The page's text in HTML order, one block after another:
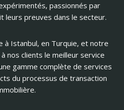
passionnés par
leurs preuves dans le secteur.
à Istanbul, en Turquie, et notre
nos clients le meilleur service
gamme complète de services
du processus de transaction